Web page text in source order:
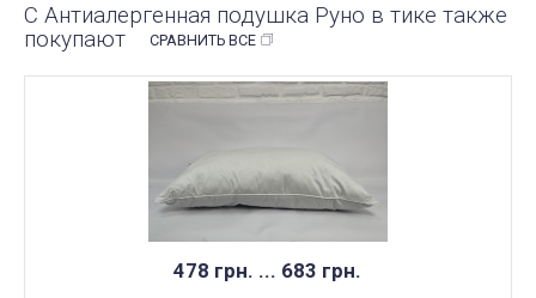
С Антиалергенная подушка Руно в тике также
покупают
СРАВНИТЬ ВСЕ
478 грн. ... 683 грн.